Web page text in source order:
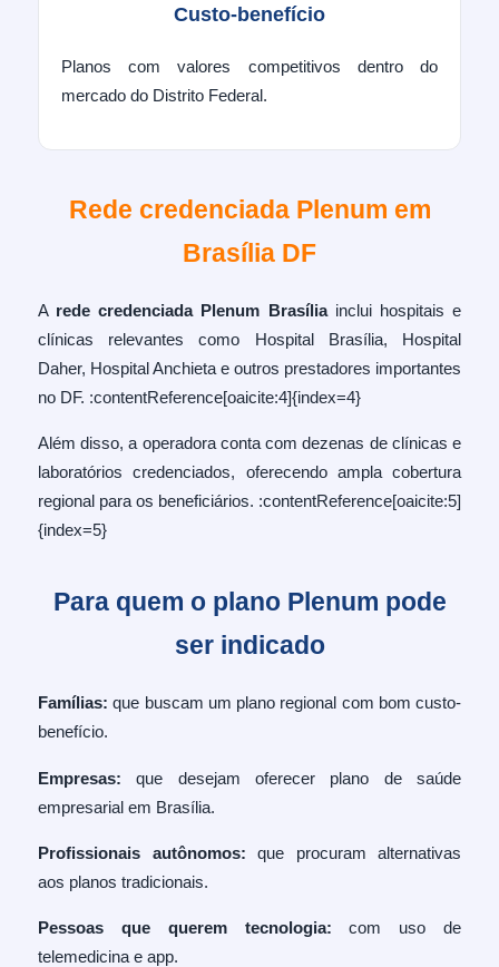
Custo-benefício
Planos com valores competitivos dentro do
mercado do Distrito Federal.
Rede credenciada Plenum em
Brasília DF
A rede credenciada Plenum Brasíliainclui hospitais e
clínicas relevantes como Hospital Brasília, Hospital
Daher, Hospital Anchieta e outros prestadores importantes
no DF. :contentReference[oaicite:4]{index=4}
Além disso, a operadora conta com dezenas de clínicas e
laboratórios credenciados, oferecendo ampla cobertura
regional para os beneficiários. :contentReference[oaicite:5]
{index=5}
Para quem o plano Plenum pode
ser indicado
Famílias: que buscam um plano regional com bom custo-
benefício.
Empresas: que desejam oferecer plano de saúde
empresarial em Brasília.
Profissionais autônomos: que procuram alternativas
aos planos tradicionais.
Pessoas que querem tecnologia: com uso de
telemedicina e app.